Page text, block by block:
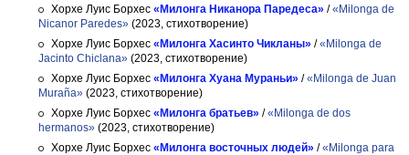
Хорхе Луис Борхес «Милонга Никанора Паредеса» /«Milonga de
Nicanor Paredes» (2023, стихотворение)
Хорхе Луис Борхес «Милонга Хасинто Чикланы» /«Milonga de
Jacinto Chiclana» (2023, стихотворение)
Хорхе Луис Борхес «Милонга Хуана Мураньи» /«Milonga de Juan
Muraña» (2023, стихотворение)
Хорхе Луис Борхес «Милонга братьев» /«Milonga de dos
hermanos» (2023, стихотворение)
Хорхе Луис Борхес «Милонга восточных людей» /«Milonga para